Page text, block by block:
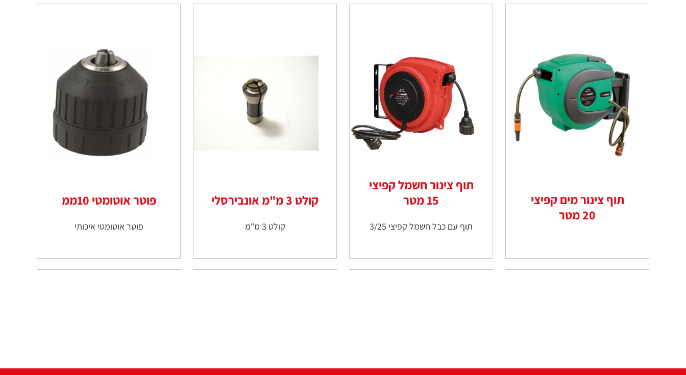
תוף צינור מים קפיצי
20 מטר
תוף צינור חשמל קפיצי
15 מטר
תוף עם כבל חשמל קפיצי 3/25
קולט 3 מ"מ אונבירסלי
קולט 3 מ"מ
פוטר אוטומטי 10ממ
פוטר אוטומטי איכותי